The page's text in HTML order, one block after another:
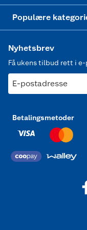
Populære
Nyhetsbrev
Få ukens tilbud rett i
E-postadresse
Betalingsmetoder